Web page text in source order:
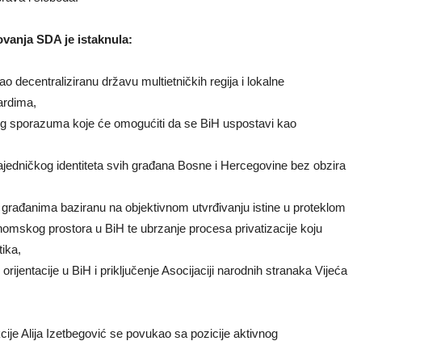
SDA je istaknula:
decentraliziranu državu multietničkih regija i lokalne
sporazuma koje će omogućiti da se BiH uspostavi kao
identiteta svih građana Bosne i Hercegovine bez obzira
baziranu na objektivnom utvrđivanju istine u proteklom
prostora u BiH te ubrzanje procesa privatizacije koju
u BiH i priključenje Asocijaciji narodnih stranaka Vijeća
Alija Izetbegović se povukao sa pozicije aktivnog